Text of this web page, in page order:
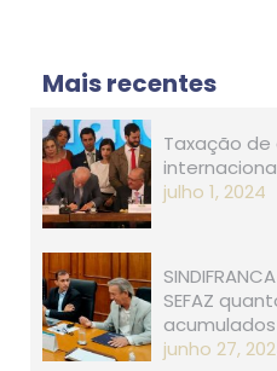
Mais recentes
Taxação
julho 1, 2024
SEFAZ
junho 27,